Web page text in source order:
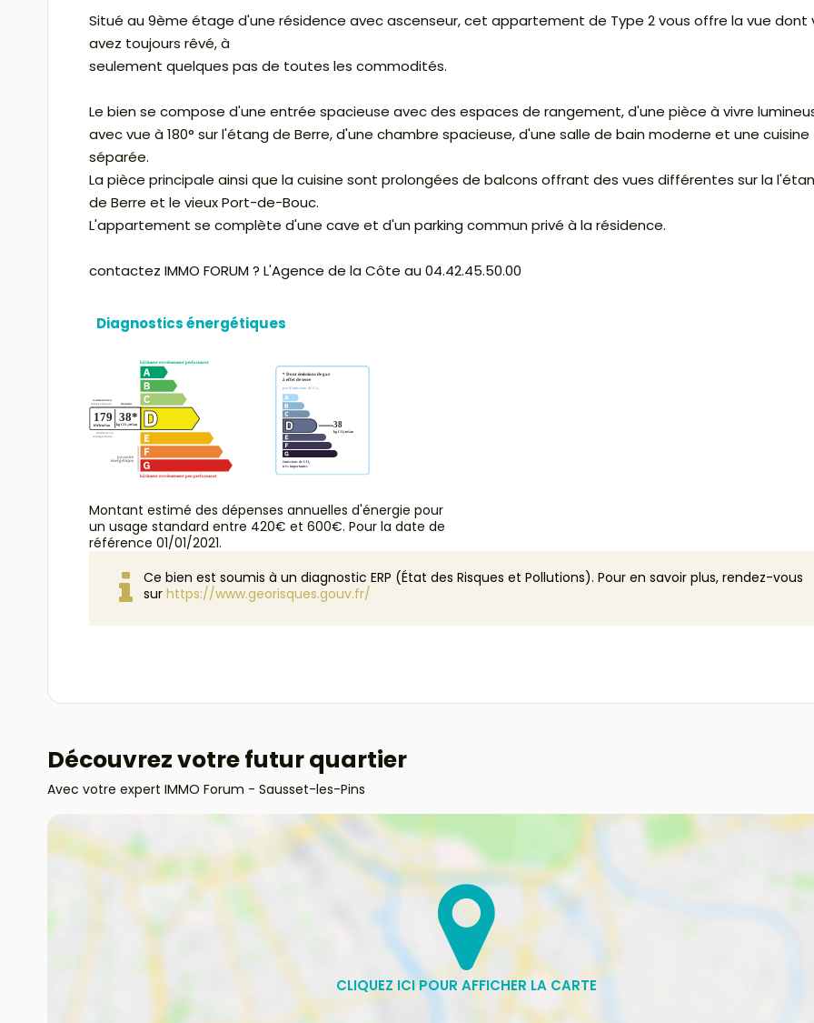
Situé au 9ème étage d'une résidence avec ascenseur, cet appartement de Type 2 vous offre la vue dont
avez toujours rêvé, à
seulement quelques pas de toutes les commodités.
Le bien se compose d'une entrée spacieuse avec des espaces de rangement, d'une pièce à vivre
avec vue à 180° sur l'étang de Berre, d'une chambre spacieuse, d'une salle de bain moderne et une cuisine
séparée.
La pièce principale ainsi que la cuisine sont prolongées de balcons offrant des vues différentes sur la
de Berre et le vieux Port-de-Bouc.
L'appartement se complète d'une cave et d'un parking commun privé à la résidence.
contactez IMMO FORUM ? L'Agence de la Côte au 04.42.45.50.00
Diagnostics énergétiques
Montant estimé des dépenses annuelles d'énergie pour
un usage standard entre 420€ et 600€. Pour la date de
référence 01/01/2021.
Ce bien est soumis à un diagnostic ERP (État des Risques et Pollutions). Pour en savoir plus, rendez-vous
sur https://www.georisques.gouv.fr/
Découvrez votre futur quartier
Avec votre expert IMMO Forum - Sausset-les-Pins